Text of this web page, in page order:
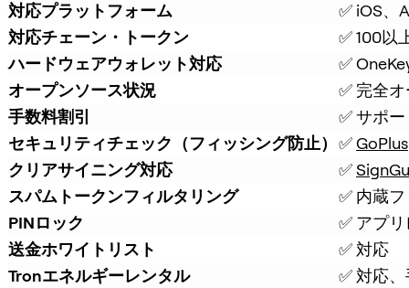
対応プラットフォーム
✅ iOS、
対応チェーン・トークン
✅ 100以
ハードウェアウォレット対応
✅
オープンソース状況
✅ 完全
手数料割引
✅ サポ
セキュリティチェック（フィッシング防止） ✅ GoPlus
クリアサイニング対応
✅
スパムトークンフィルタリング
✅ 内蔵
PINロック
✅ アプ
送金ホワイトリスト
✅ 対応
Tronエネルギーレンタル
✅ 対応